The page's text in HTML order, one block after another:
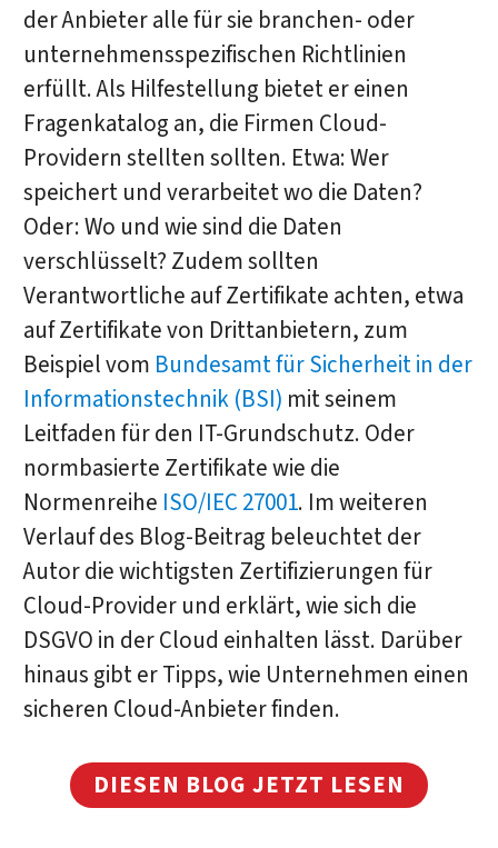
der Anbieter alle für sie branchen- oder
unternehmensspezifischen Richtlinien
erfüllt. Als Hilfestellung bietet er einen
Fragenkatalog an, die Firmen Cloud-
Providern stellten sollten. Etwa: Wer
speichert und verarbeitet wo die Daten?
Oder: Wo und wie sind die Daten
verschlüsselt? Zudem sollten
Verantwortliche auf Zertifikate achten, etwa
auf Zertifikate von Drittanbietern, zum
Beispiel vom Bundesamt für Sicherheit in der
Informationstechnik (BSI) mit seinem
Leitfaden für den IT-Grundschutz. Oder
normbasierte Zertifikate wie die
Normenreihe ISO/IEC 27001. Im weiteren
Verlauf des Blog-Beitrag beleuchtet der
Autor die wichtigsten Zertifizierungen für
Cloud-Provider und erklärt, wie sich die
DSGVO in der Cloud einhalten lässt. Darüber
hinaus gibt er Tipps, wie Unternehmen einen
sicheren Cloud-Anbieter finden.
DIESEN BLOG JETZT LESEN